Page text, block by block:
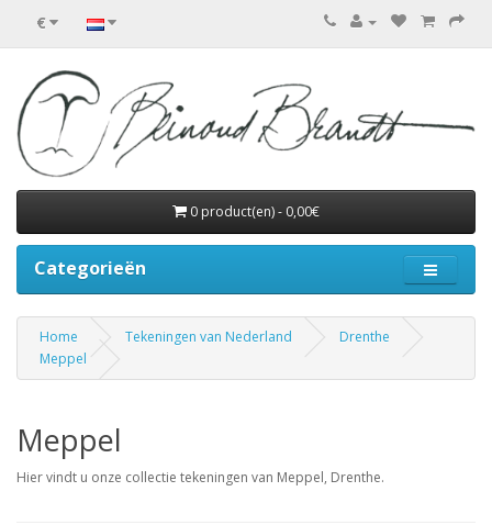
€
0 product(en) - 0,00€
Categorieën
Home Tekeningen van Nederland
Drenthe
Meppel
Meppel
Hier vindt u onze collectie tekeningen van Meppel, Drenthe.